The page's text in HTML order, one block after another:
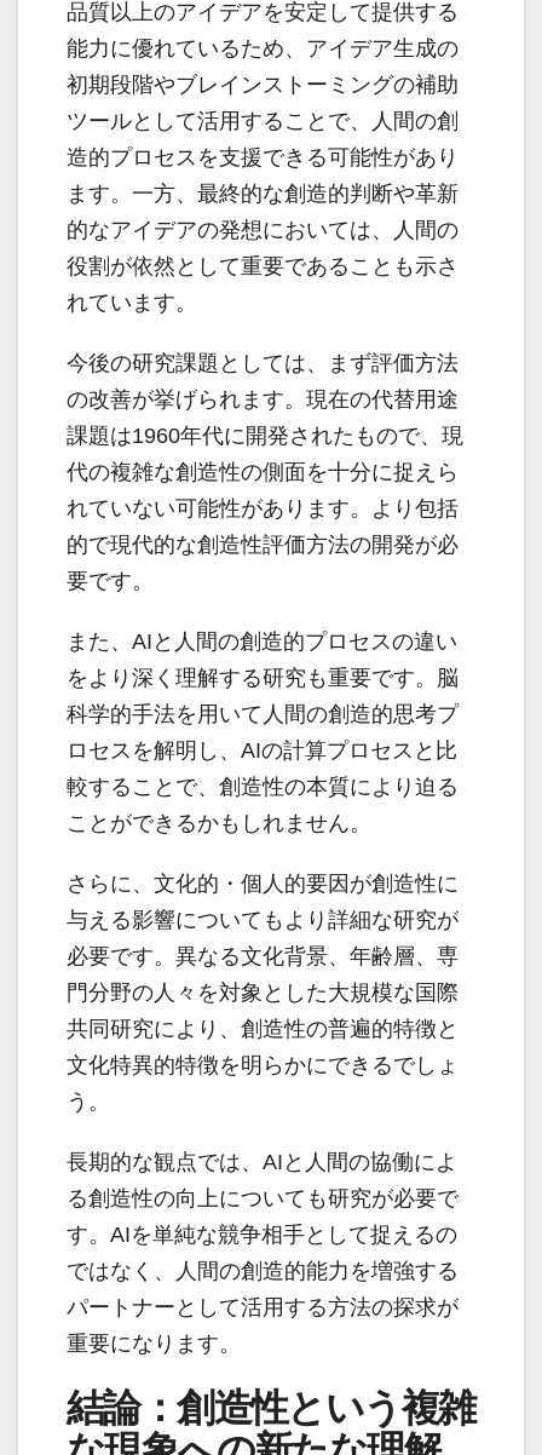
品質以上のアイデアを安定して提供する
能力に優れているため、アイデア生成の
初期段階やブレインストーミングの補助
ツールとして活用することで、人間の創
造的プロセスを支援できる可能性があり
ます。一方、最終的な創造的判断や革新
的なアイデアの発想においては、人間の
役割が依然として重要であることも示さ
れています。
今後の研究課題としては、まず評価方法
の改善が挙げられます。現在の代替用途
課題は1960年代に開発されたもので、現
代の複雑な創造性の側面を十分に捉えら
れていない可能性があります。より包括
的で現代的な創造性評価方法の開発が必
要です。
また、AIと人間の創造的プロセスの違い
をより深く理解する研究も重要です。脳
科学的手法を用いて人間の創造的思考プ
ロセスを解明し、AIの計算プロセスと比
較することで、創造性の本質により迫る
ことができるかもしれません。
さらに、文化的・個人的要因が創造性に
与える影響についてもより詳細な研究が
必要です。異なる文化背景、年齢層、専
門分野の人々を対象とした大規模な国際
共同研究により、創造性の普遍的特徴と
文化特異的特徴を明らかにできるでしょ
う。
長期的な観点では、AIと人間の協働によ
る創造性の向上についても研究が必要で
す。AIを単純な競争相手として捉えるの
ではなく、人間の創造的能力を増強する
パートナーとして活用する方法の探求が
重要になります。
結論：創造性という複雑